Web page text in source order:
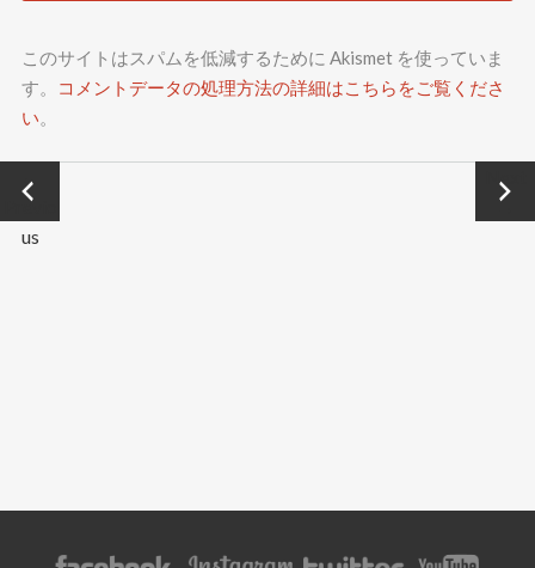
このサイトはスパムを低減するために Akismet を使っていま
す。
コメントデータの処理方法の詳細はこちらをご覧くださ
い。
←
Previo
us
Next
→